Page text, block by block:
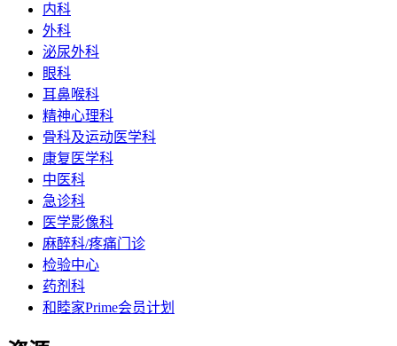
内科
外科
泌尿外科
眼科
耳鼻喉科
精神心理科
骨科及运动医学科
康复医学科
中医科
急诊科
医学影像科
麻醉科/疼痛门诊
检验中心
药剂科
和睦家Prime会员计划